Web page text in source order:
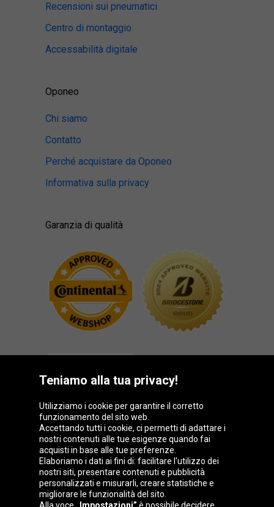
Recensioni sui pneumatici
Centro di montaggio
Accessabilità digitale
Oponeo
Chi siamo
Contatto
Perché acquistare da Oponeo
Informativa sulla privacy
Garanzia di qualità
Gruppo Oponeo
Belgique
Česká
republika
Deutschland Éire
Teniamo alla tua privacy!
Utilizziamo i cookie per garantire il corretto
funzionamento del sito web.
Accettando tutti i cookie, ci permetti di adattare i
nostri contenuti alle tue esigenze quando fai
acquisti in base alle tue preferenze.
Elaboriamo i dati ai fini di: facilitare l'utilizzo dei
nostri siti, presentare contenuti e pubblicità
personalizzati e misurarli, creare statistiche e
migliorare le funzionalità del sito.